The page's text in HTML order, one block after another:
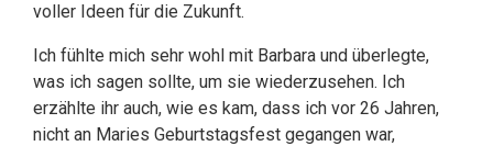
voller Ideen für die Zukunft.
Ich fühlte mich sehr wohl mit Barbara und überlegte,
was ich sagen sollte, um sie wiederzusehen. Ich
erzählte ihr auch, wie es kam, dass ich vor 26 Jahren,
nicht an Maries Geburtstagsfest gegangen war,